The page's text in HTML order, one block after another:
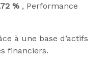
% , Performance
à une base d’actifs
financiers.